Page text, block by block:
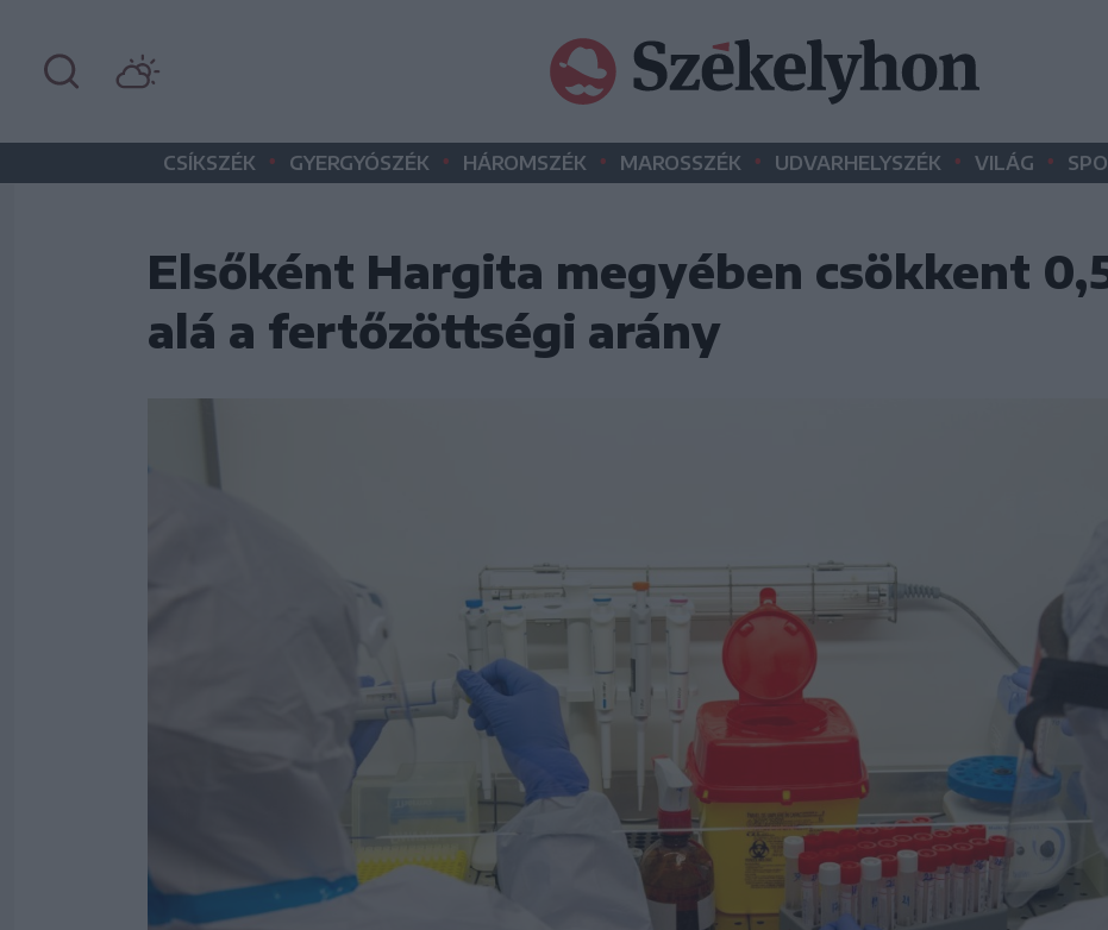
CSÍKSZÉK • GYERGYÓSZÉK • HÁROMSZÉK • MAROSSZÉK • UDVARHELYSZÉK • VILÁG •
Elsőként Hargita megyében csökkent
alá a fertőzöttségi arány